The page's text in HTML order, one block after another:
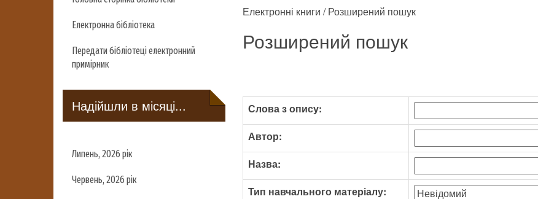
Електронна бібліотека
Передати бібліотеці електронний
примірник
Надійшли в місяці...
Липень, 2026 рік
Червень, 2026 рік
Електронні книги / Розширений пошук
Розширений пошук
Слова з опису:
Автор:
Назва:
Тип навчального матеріалу: